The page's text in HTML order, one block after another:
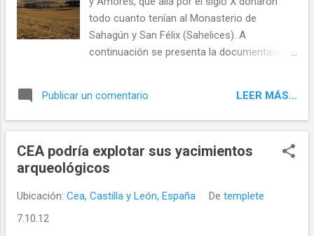
todo cuanto tenían al Monasterio de
Sahagún y San Félix (Sahelices). A
continuación se presenta la documentación
las cercanías de Valdescapa
Publicar un comentario LEER MÁS...
CEA podría explotar sus yacimientos
arqueológicos
Ubicación: Cea, Castilla y León, España De templete
7.10.12